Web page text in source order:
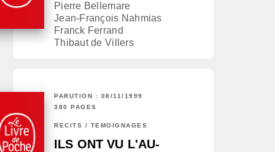
Pierre Bellemare
Jean-François Nahmias
Franck Ferrand
Thibaut de Villers
PARUTION : 08/11/1999
380 PAGES
RÉCITS / TÉMOIGNAGES
ILS ONT VU L'AU-